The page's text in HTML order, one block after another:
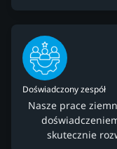
Doświadczony zespół
Nasze prace
skutecznie